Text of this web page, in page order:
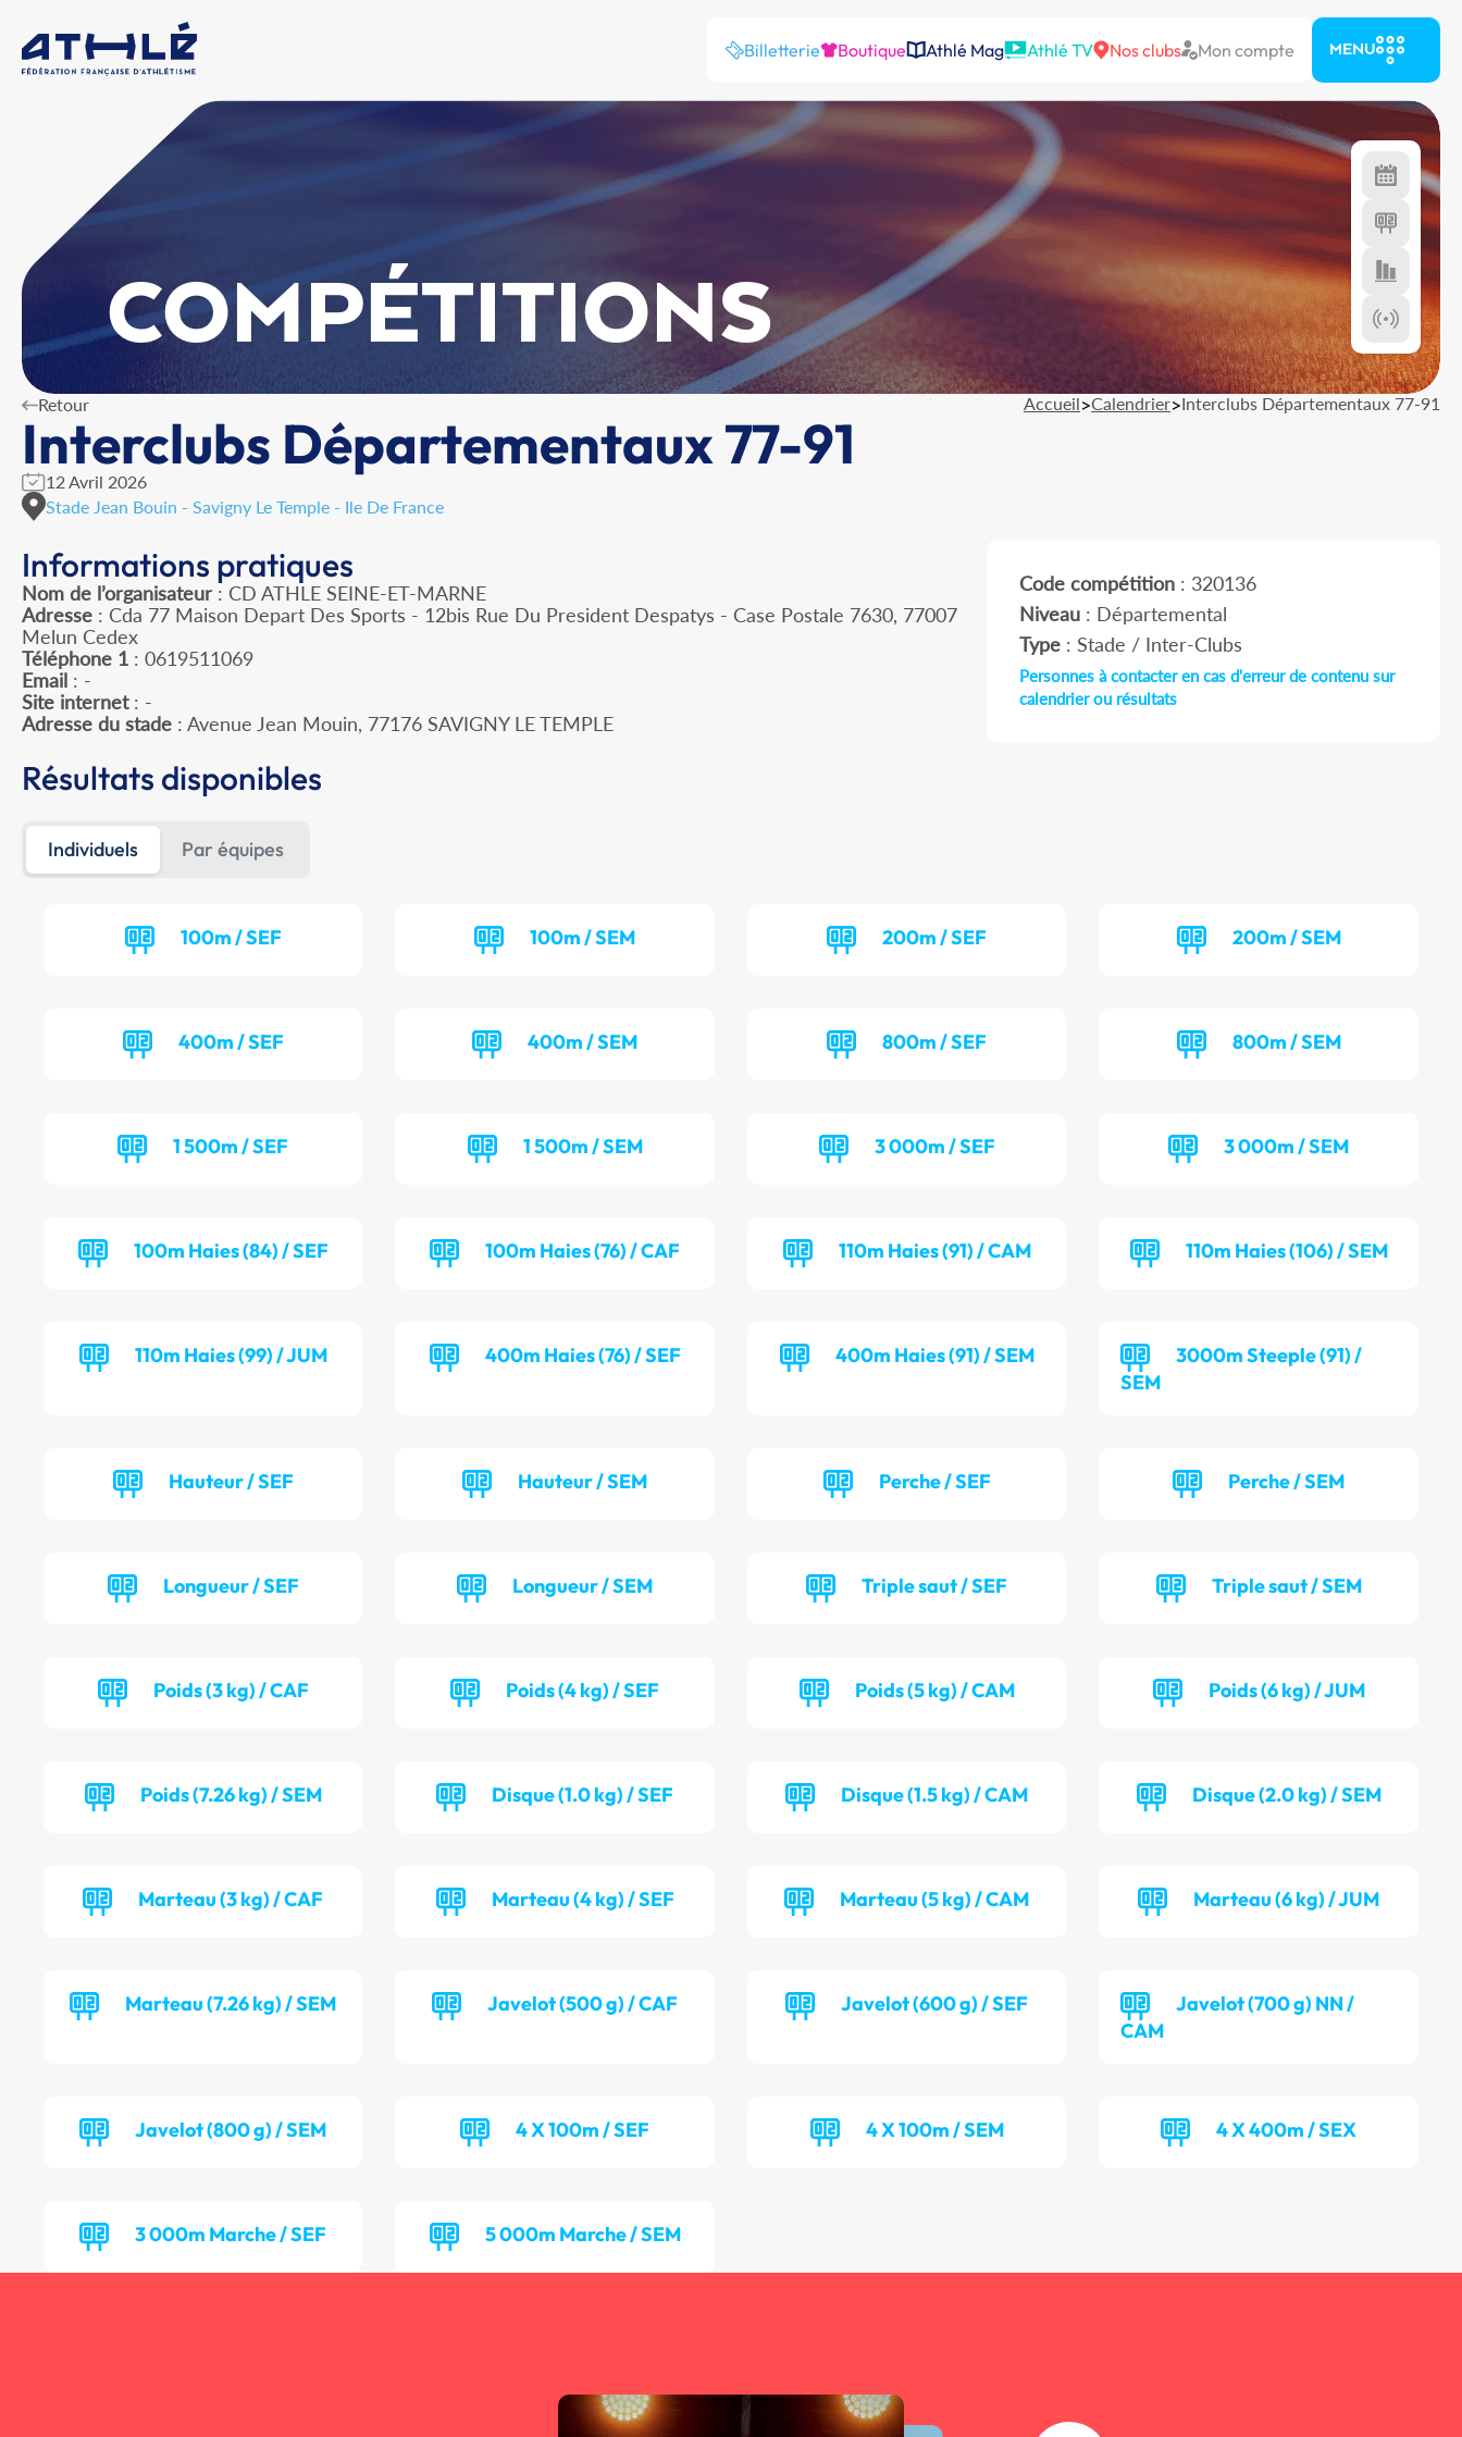
Billetterie Boutique Athlé Mag Athlé TV Nos clubs Mon compte MENU
COMPÉTITIONS
Retour Accueil>Calendrier>Interclubs Départementaux 77-91
Interclubs Départementaux 77-91
12 Avril 2026
Stade Jean Bouin - Savigny Le Temple - Ile De France
Informations pratiques
Nom de l’organisateur : CD ATHLE SEINE-ET-MARNE
Adresse : Cda 77 Maison Depart Des Sports - 12bis Rue Du President Despatys - Case Postale 7630, 77007
Melun Cedex
Téléphone 1 : 0619511069
Email : -
Site internet: -
Adresse du stade : Avenue Jean Mouin, 77176 SAVIGNY LE TEMPLE
Code compétition : 320136
Niveau : Départemental
Type : Stade / Inter-Clubs
Personnes à contacter en cas d'erreur de contenu sur
calendrier ou résultats
Résultats disponibles
Individuels Par équipes
100m / SEF 100m / SEM 200m / SEF 200m / SEM
400m / SEF 400m / SEM 800m / SEF 800m / SEM
1 500m / SEF 1 500m / SEM 3 000m / SEF 3 000m / SEM
100m Haies (84) / SEF 100m Haies (76) / CAF 110m Haies (91) / CAM 110m Haies (106) / SEM
110m Haies (99) / JUM 400m Haies (76) / SEF 400m Haies (91) / SEM
3000m Steeple (91) /
SEM
Hauteur / SEF Hauteur / SEM Perche / SEF Perche / SEM
Longueur / SEF Longueur / SEM Triple saut / SEF Triple saut / SEM
Poids (3 kg) / CAF Poids (4 kg) / SEF Poids (5 kg) / CAM Poids (6 kg) / JUM
Poids (7.26 kg) / SEM Disque (1.0 kg) / SEF Disque (1.5 kg) / CAM Disque (2.0 kg) / SEM
Marteau (3 kg) / CAF Marteau (4 kg) / SEF Marteau (5 kg) / CAM Marteau (6 kg) / JUM
Marteau (7.26 kg) / SEM Javelot (500 g) / CAF Javelot (600 g) / SEF
Javelot (700 g) NN /
CAM
Javelot (800 g) / SEM 4 X 100m / SEF 4 X 100m / SEM 4 X 400m / SEX
3 000m Marche / SEF 5 000m Marche / SEM